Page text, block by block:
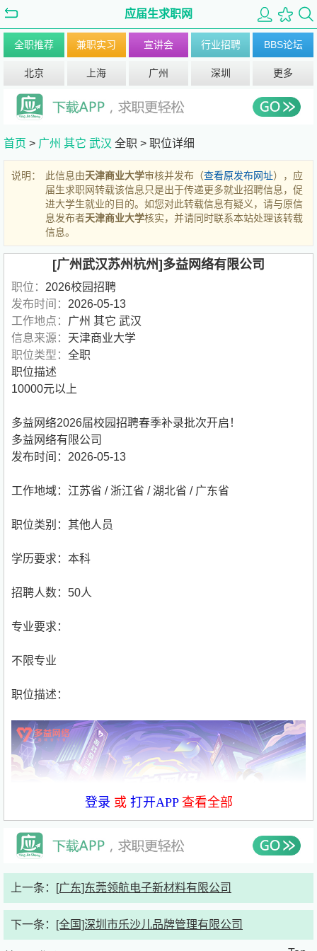
应届生求职网
全职推荐 兼职实习 宣讲会 行业招聘 BBS论坛
北京 上海 广州 深圳 更多
首页 > 广州 其它 武汉 全职 > 职位详细
说明： 此信息由天津商业大学审核并发布（查看原发布网址），应
届生求职网转载该信息只是出于传递更多就业招聘信息，促
进大学生就业的目的。如您对此转载信息有疑义，请与原信
息发布者天津商业大学核实，并请同时联系本站处理该转载
信息。
[广州武汉苏州杭州]多益网络有限公司
职位： 2026校园招聘
发布时间： 2026-05-13
工作地点： 广州 其它 武汉
信息来源： 天津商业大学
职位类型： 全职
职位描述
10000元以上
多益网络2026届校园招聘春季补录批次开启！
多益网络有限公司
发布时间：2026-05-13
工作地域：江苏省 / 浙江省 / 湖北省 / 广东省
职位类别：其他人员
学历要求：本科
招聘人数：50人
专业要求：
不限专业
职位描述：
多益网络 2026届校园招聘春季 补录批次开启！
登录 或 打开APP查看全部
上一条： [广东]东莞领航电子新材料有限公司
下一条： [全国]深圳市乐沙儿品牌管理有限公司